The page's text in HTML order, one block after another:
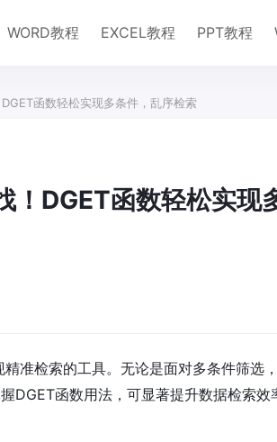
WORD教程 EXCEL教程 PPT教程
函数轻松实现多条件，乱序检索
！DGET函数轻松实现
准检索的工具。无论是面对多条件筛选
DGET函数用法，可显著提升数据检索效